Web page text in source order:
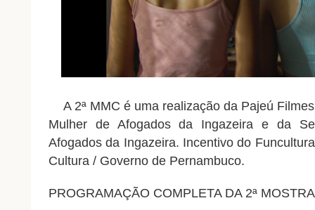
A 2ª MMC é uma realização da Pajeú
Mulher de Afogados da Ingazeira e da
Afogados da Ingazeira. Incentivo do
Cultura / Governo de Pernambuco.
PROGRAMAÇÃO COMPLETA DA 2ª MOSTRA